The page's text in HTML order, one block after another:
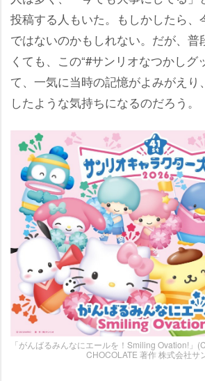
投稿する人もいた。もしかしたら、
ではないのかもしれない。だが、普
くても、この“#サンリオなつかしグ
て、一気に当時の記憶がよみがえり
したような気持ちになるのだろう。
「がんばるみんなにエールを！Smiling Ovation!」
CHOCOLATE 著作 株式会社サ